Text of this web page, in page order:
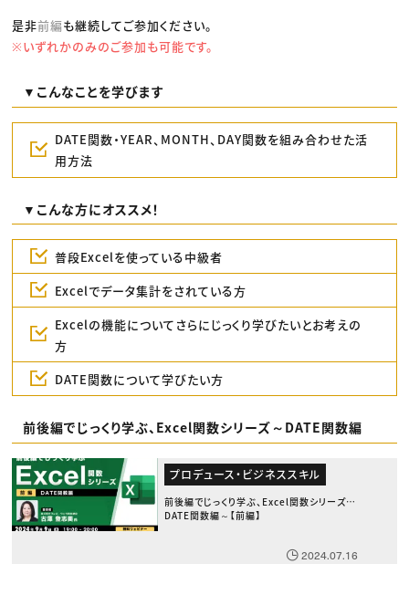
是非前編も継続してご参加ください。
※いずれかのみのご参加も可能です。
▼こんなことを学びます
DATE関数・YEAR、MONTH、DAY関数を組み合わせた活
用方法
▼こんな方にオススメ！
普段Excelを使っている中級者
Excelでデータ集計をされている方
Excelの機能についてさらにじっくり学びたいとお考えの
方
DATE関数について学びたい方
前後編でじっくり学ぶ、Excel関数シリーズ～DATE関数編
プロデュース・ビジネススキル
前後編でじっくり学ぶ、Excel関数シリーズ～
DATE関数編～【前編】
2024.07.16